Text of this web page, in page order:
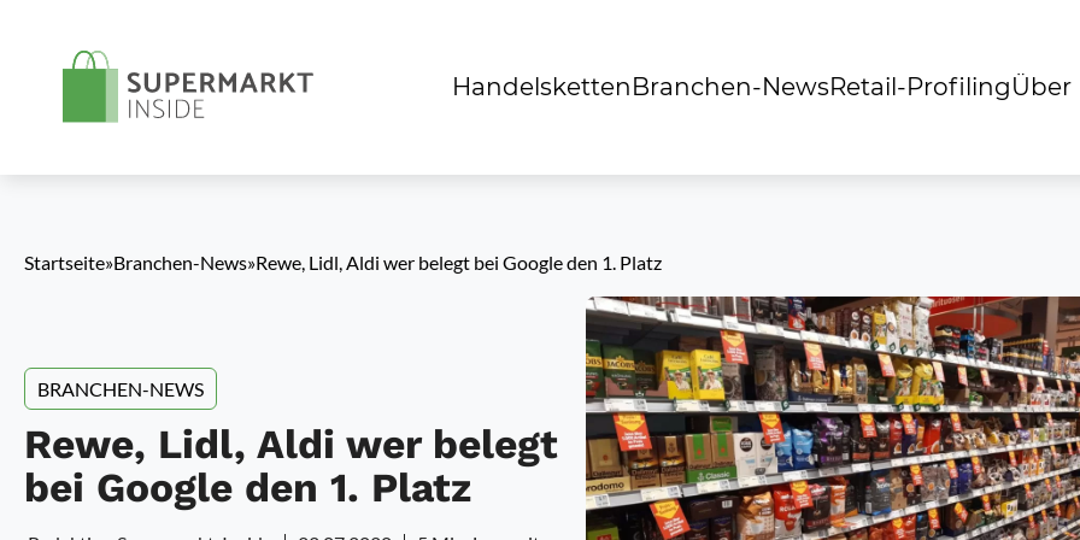
Handelsketten Branchen-NewsRetail-ProfilingÜber
Startseite»Branchen-News»Rewe, Lidl, Aldi wer belegt bei Google den 1. Platz
BRANCHEN-NEWS
Rewe, Lidl, Aldi wer belegt
bei Google den 1. Platz